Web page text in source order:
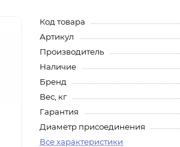
Код товара
Артикул
Производитель
Наличие
Бренд
Вес, кг
Гарантия
Диаметр присоединения
Все характеристики